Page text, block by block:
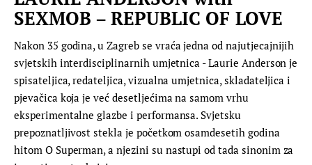
SEXMOB – REPUBLIC OF LOVE
Nakon 35 godina, u Zagreb se vraća jedna od najutjecajnijih
svjetskih interdisciplinarnih umjetnica - Laurie Anderson je
spisateljica, redateljica, vizualna umjetnica, skladateljica i
pjevačica koja je već desetljećima na samom vrhu
eksperimentalne glazbe i performansa. Svjetsku
prepoznatljivost stekla je početkom osamdesetih godina
hitom O Superman, a njezini su nastupi od tada sinonim za